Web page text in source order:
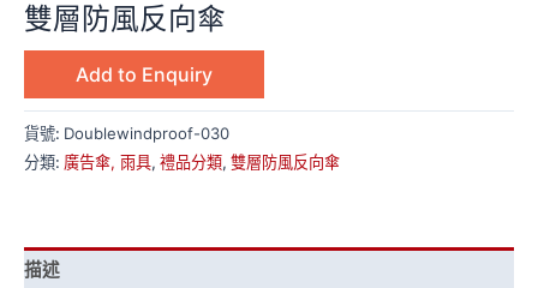
雙層防風反向傘
Add to Enquiry
貨號: Doublewindproof-030
分類: 廣告傘, 雨具, 禮品分類, 雙層防風反向傘
描述